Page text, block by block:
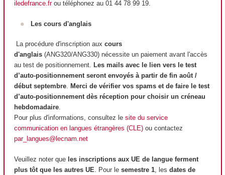
iledefrance.frou téléphonez au 01 44 78 99 19.
Les cours d'anglais
La procédure d'inscription aux cours
d'anglais (ANG320/ANG330) nécessite un paiement avant l'accès
au test de positionnement. Les mails avec le lien vers le test
d’auto-positionnement seront envoyés à partir de fin août /
début septembre. Merci de vérifier vos spams et de faire le test
d’auto-positionnement dès réception pour choisir un créneau
hebdomadaire.
Pour plus d'informations, consultez le site du service
communication en langues étrangères (CLE) ou contactez
par_langues@lecnam.net
Veuillez noter que les inscriptions aux UE de langue ferment
plus tôt que les autres UE . Pour le semestre 1 , les dates de